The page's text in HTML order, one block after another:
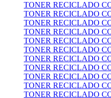
TONER RECICLADO
TONER RECICLADO
TONER RECICLADO
TONER RECICLADO
TONER RECICLADO
TONER RECICLADO
TONER RECICLADO
TONER RECICLADO
TONER RECICLADO
TONER RECICLADO
TONER RECICLADO